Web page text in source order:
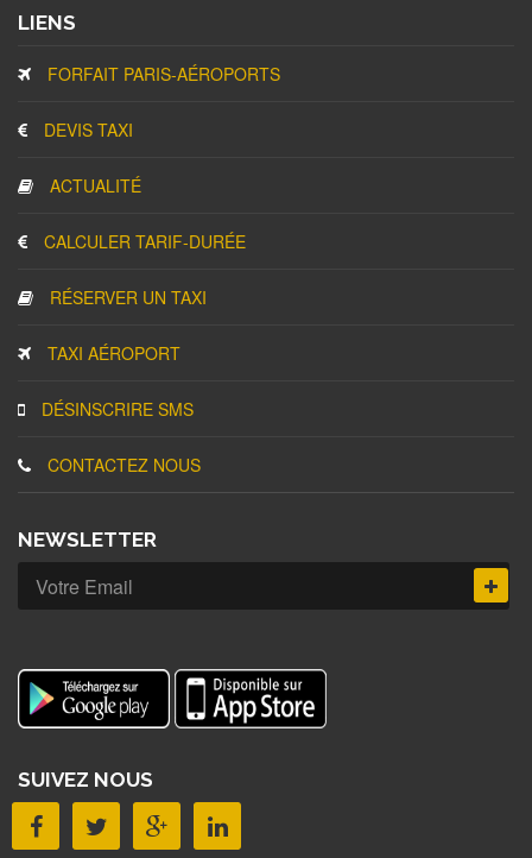
LIENS
FORFAIT PARIS-AÉROPORTS
DEVIS TAXI
ACTUALITÉ
CALCULER TARIF-DURÉE
RÉSERVER UN TAXI
TAXI AÉROPORT
DÉSINSCRIRE SMS
CONTACTEZ NOUS
NEWSLETTER
SUIVEZ NOUS